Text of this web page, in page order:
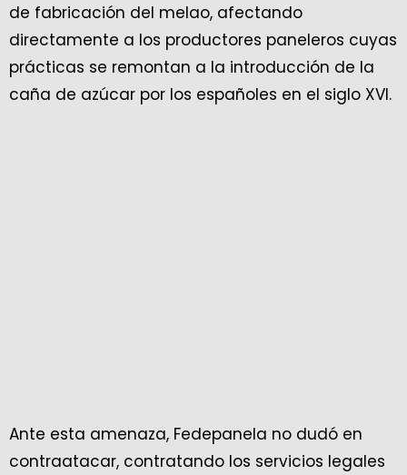
de fabricación del melao, afectando
directamente a los productores paneleros cuyas
prácticas se remontan a la introducción de la
caña de azúcar por los españoles en el siglo XVI.
Ante esta amenaza, Fedepanela no dudó en
contraatacar, contratando los servicios legales